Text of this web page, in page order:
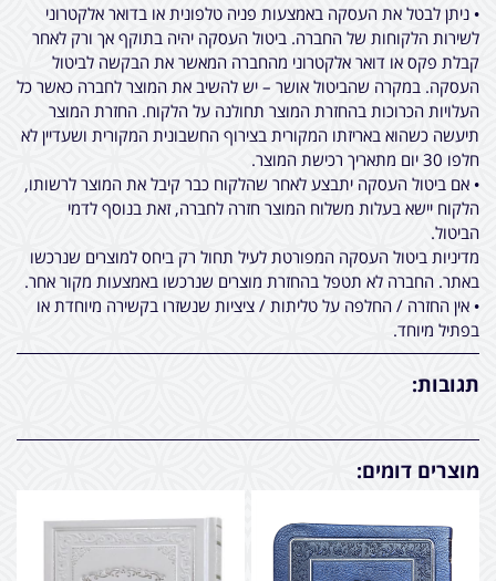
• ניתן לבטל את העסקה באמצעות פניה טלפונית או בדואר אלקטרוני
לשירות הלקוחות של החברה. ביטול העסקה יהיה בתוקף אך ורק לאחר
קבלת פקס או דואר אלקטרוני מהחברה המאשר את הבקשה לביטול
העסקה. במקרה שהביטול אושר – יש להשיב את המוצר לחברה כאשר כל
העלויות הכרוכות בהחזרת המוצר תחולנה על הלקוח. החזרת המוצר
תיעשה כשהוא באריזתו המקורית בצירוף החשבונית המקורית ושעדיין לא
חלפו 30 יום מתאריך רכישת המוצר.
• אם ביטול העסקה יתבצע לאחר שהלקוח כבר קיבל את המוצר לרשותו,
הלקוח יישא בעלות משלוח המוצר חזרה לחברה, זאת בנוסף לדמי
הביטול.
מדיניות ביטול העסקה המפורטת לעיל תחול רק ביחס למוצרים שנרכשו
באתר. החברה לא תטפל בהחזרת מוצרים שנרכשו באמצעות מקור אחר.
• אין החזרה / החלפה על טליתות / ציציות שנשזרו בקשירה מיוחדת או
בפתיל מיוחד.
תגובות:
מוצרים דומים: